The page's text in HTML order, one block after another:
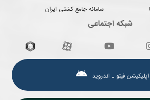
سامانه جامع کشتی ایران
شبکه اجتماعی
اپلیکیشن فیتو ـ اندروید